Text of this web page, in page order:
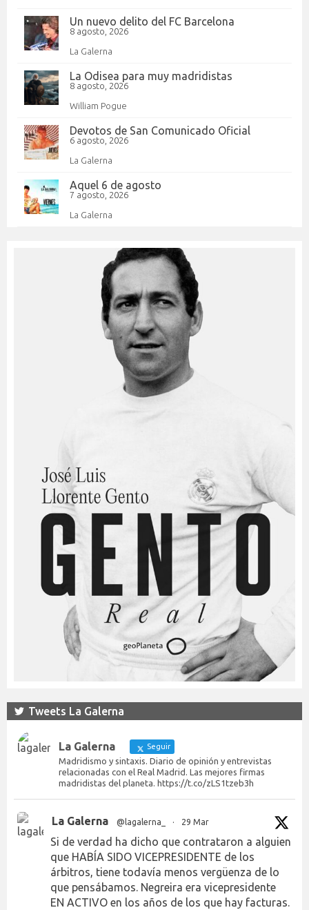
Un nuevo delito del FC Barcelona
8 agosto, 2026
La Galerna
La Odisea para muy madridistas
8 agosto, 2026
William Pogue
Devotos de San Comunicado Oficial
6 agosto, 2026
La Galerna
Aquel 6 de agosto
7 agosto, 2026
La Galerna
Tweets La Galerna
La Galerna Seguir
Madridismo y sintaxis. Diario de opinión y entrevistas
relacionadas con el Real Madrid. Las mejores firmas
madridistas del planeta. https://t.co/zLS1tzeb3h
La Galerna @lagalerna_ · 29 Mar
Si de verdad ha dicho que contrataron a alguien
que HABÍA SIDO VICEPRESIDENTE de los
árbitros, tiene todavía menos vergüenza de lo
que pensábamos. Negreira era vicepresidente
EN ACTIVO en los años de los que hay facturas.